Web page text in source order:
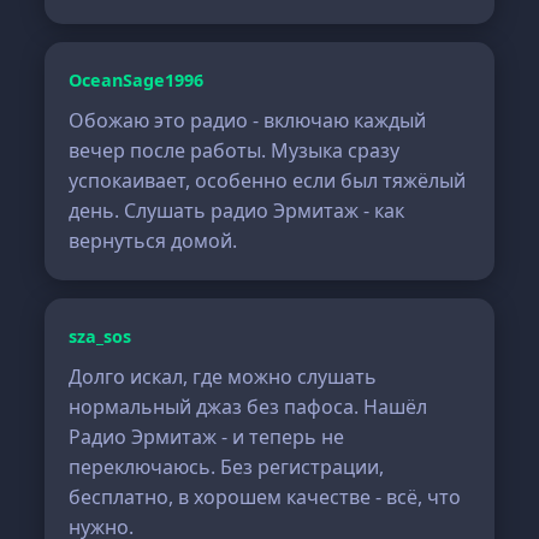
OceanSage1996
Обожаю это радио - включаю каждый
вечер после работы. Музыка сразу
успокаивает, особенно если был тяжёлый
день. Слушать радио Эрмитаж - как
вернуться домой.
sza_sos
Долго искал, где можно слушать
нормальный джаз без пафоса. Нашёл
Радио Эрмитаж - и теперь не
переключаюсь. Без регистрации,
бесплатно, в хорошем качестве - всё, что
нужно.